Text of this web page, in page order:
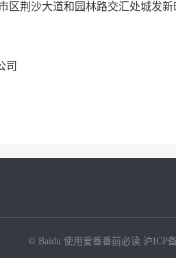
区荆沙大道和园林路交汇处城发
司
© Baidu 使用爱番番前必读 沪ICP